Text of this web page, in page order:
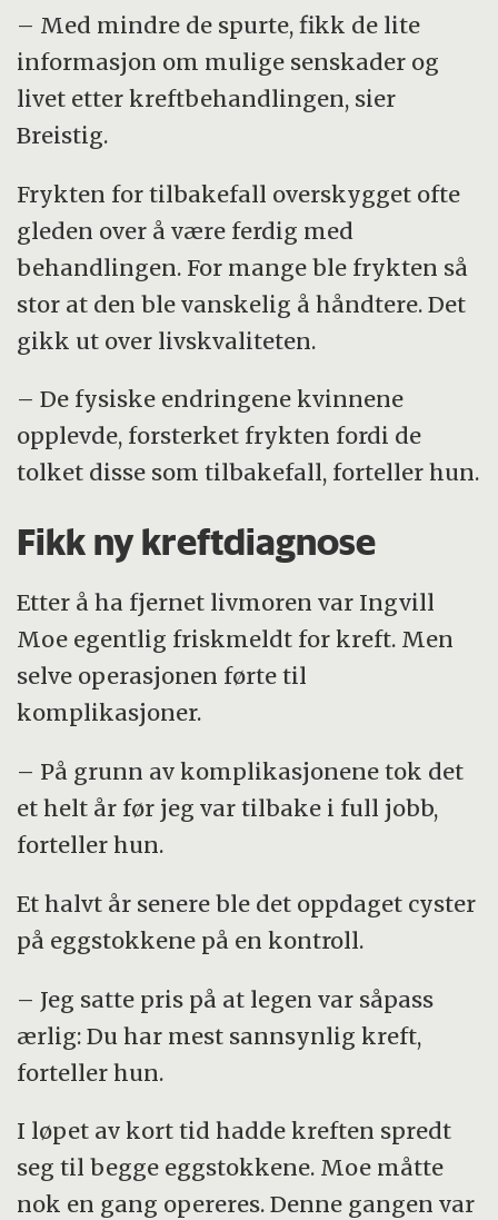
– Med mindre de spurte, fikk de lite
informasjon om mulige senskader og
livet etter kreftbehandlingen, sier
Breistig.
Frykten for tilbakefall overskygget ofte
gleden over å være ferdig med
behandlingen. For mange ble frykten så
stor at den ble vanskelig å håndtere. Det
gikk ut over livskvaliteten.
– De fysiske endringene kvinnene
opplevde, forsterket frykten fordi de
tolket disse som tilbakefall, forteller hun.
Fikk ny kreftdiagnose
Etter å ha fjernet livmoren var Ingvill
Moe egentlig friskmeldt for kreft. Men
selve operasjonen førte til
komplikasjoner.
– På grunn av komplikasjonene tok det
et helt år før jeg var tilbake i full jobb,
forteller hun.
Et halvt år senere ble det oppdaget cyster
på eggstokkene på en kontroll.
– Jeg satte pris på at legen var såpass
ærlig: Du har mest sannsynlig kreft,
forteller hun.
I løpet av kort tid hadde kreften spredt
seg til begge eggstokkene. Moe måtte
nok en gang opereres. Denne gangen var